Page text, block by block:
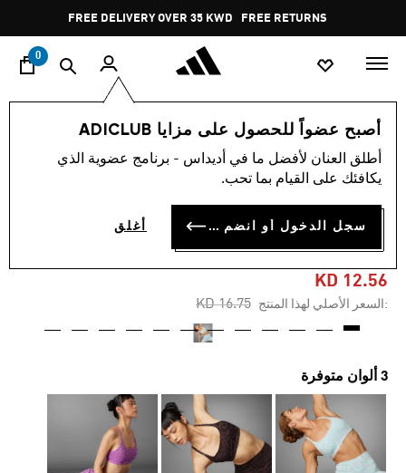
Pause
promotion
rotation
FREE DELIVERY OVER 35 KWD FREE RETURNS
0
أصبح عضواً للحصول على مزايا ADICLUB
أطلق العنان لأفضل ما في أديداس - برنامج عضوية الذي
يكافئك على القيام بما تحب.
سجل الدخول أو انضم الآن أغلق
النساء ملابس
-25%
حمّالة صدر ALL ME LIGHT-
SUPPORT ALLOVER PRINT
KD 12.56
:السعر الأصلي لهذا المنتج Price reduced from
KD 16.75
to
3 ألوان متوفرة